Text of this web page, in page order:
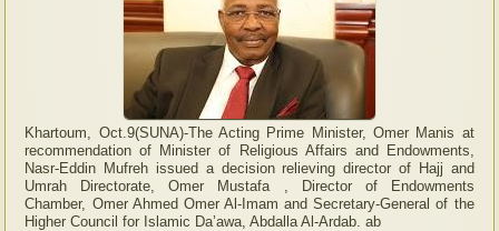
Khartoum, Oct.9(SUNA)-The Acting Prime Minister, Omer Manis at
recommendation of Minister of Religious Affairs and Endowments,
Nasr-Eddin Mufreh issued a decision relieving director of Hajj and
Umrah Directorate, Omer Mustafa , Director of Endowments
Chamber, Omer Ahmed Omer Al-Imam and Secretary-General of the
Higher Council for Islamic Da’awa, Abdalla Al-Ardab. ab